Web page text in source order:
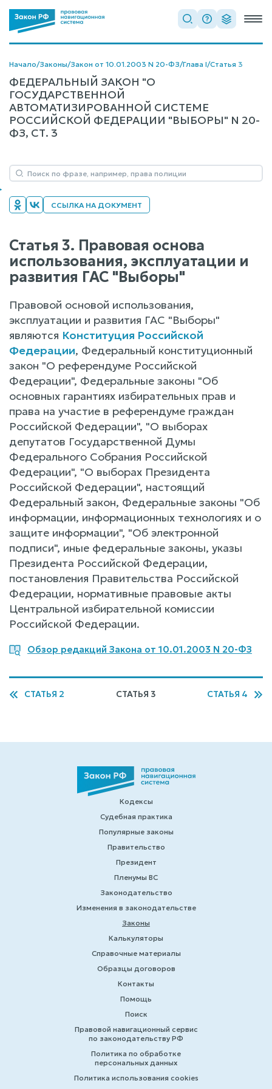
Начало/Законы/Закон от 10.01.2003 N 20-ФЗ/Глава I/Статья 3
ФЕДЕРАЛЬНЫЙ ЗАКОН "О
ГОСУДАРСТВЕННОЙ
АВТОМАТИЗИРОВАННОЙ СИСТЕМЕ
РОССИЙСКОЙ ФЕДЕРАЦИИ "ВЫБОРЫ" N 20-
ФЗ, СТ. 3
ССЫЛКА НА ДОКУМЕНТ
Статья 3. Правовая основа
использования, эксплуатации и
развития ГАС "Выборы"
Правовой основой использования,
эксплуатации и развития ГАС "Выборы"
являются Конституция Российской
Федерации, Федеральный конституционный
закон "О референдуме Российской
Федерации", Федеральные законы "Об
основных гарантиях избирательных прав и
права на участие в референдуме граждан
Российской Федерации", "О выборах
депутатов Государственной Думы
Федерального Собрания Российской
Федерации", "О выборах Президента
Российской Федерации", настоящий
Федеральный закон, Федеральные законы "Об
информации, информационных технологиях и о
защите информации", "Об электронной
подписи", иные федеральные законы, указы
Президента Российской Федерации,
постановления Правительства Российской
Федерации, нормативные правовые акты
Центральной избирательной комиссии
Российской Федерации.
Обзор редакций Закона от 10.01.2003 N 20-ФЗ
СТАТЬЯ 2 СТАТЬЯ 3 СТАТЬЯ 4
Кодексы
Судебная практика
Популярные законы
Правительство
Президент
Пленумы ВС
Законодательство
Изменения в законодательстве
Законы
Калькуляторы
Справочные материалы
Образцы договоров
Контакты
Помощь
Поиск
Правовой навигационный сервис
по законодательству РФ
Политика по обработке
персональных данных
Политика использования cookies